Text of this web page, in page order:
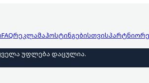
FAQრეკლამაჰოსტინგებისთვის
უფლება დაცულია.